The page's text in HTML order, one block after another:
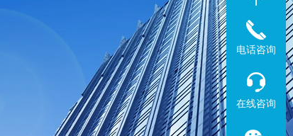
电话咨询
在线咨询